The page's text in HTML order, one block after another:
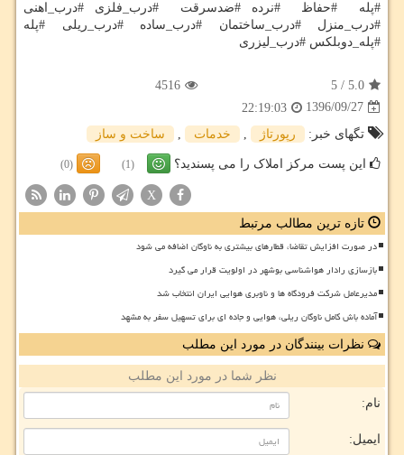
#پله #حفاظ #نرده #ضدسرقت #درب_فلزی #درب_اهنی
#درب_منزل #درب_ساختمان #درب_ساده #درب_ریلی #پله
#پله_دوبلکس #درب_لیزری
5.0
/
5
4516
1396/09/27
22:19:03
تگهای خبر:
رپورتاژ , خدمات , ساخت و ساز
این پست مرکز املاک را می پسندید؟ (1)
(0)
X
تازه ترین مطالب مرتبط
در صورت افزایش تقاضا، قطارهای بیشتری به ناوگان اضافه می شود
بازسازی رادار هواشناسی بوشهر در اولویت قرار می گیرد
مدیرعامل شرکت فرودگاه ها و ناوبری هوایی ایران انتخاب شد
آماده باش کامل ناوگان ریلی، هوایی و جاده ای برای تسهیل سفر به مشهد
نظرات بینندگان در مورد این مطلب
نظر شما در مورد این مطلب
نام:
ایمیل: